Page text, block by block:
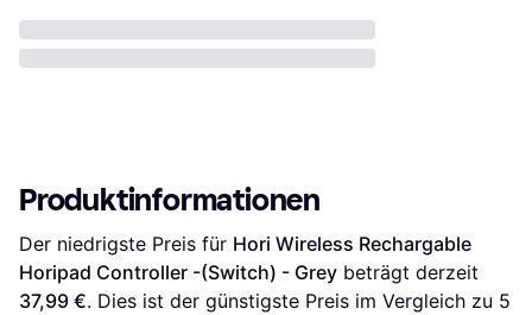
Produktinformationen
Der niedrigste Preis für Hori Wireless Rechargable
Horipad Controller -(Switch) - Grey
37,99 €. Dies ist der günstigste Preis im Vergleich zu 5